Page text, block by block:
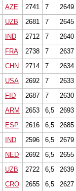
AZE 2741 7
2649
UZB 2681 7
2645
IND 2712 7
2640
FRA 2738 7
2637
CHN 2714 7
2634
USA 2692 7
2633
FID 2687 7
2630
ARM 2653 6,5
2693
ESP 2616 6,5
2685
IND 2596 6,5
2679
NED 2692 6,5
2655
UZB 2722 6,5
2639
CRO 2655 6,5 2627